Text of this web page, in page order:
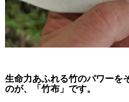
生命力あふれる竹のパワーを
のが、「竹布」です。